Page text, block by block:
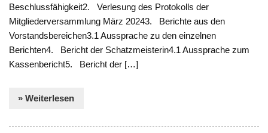
Beschlussfähigkeit2. Verlesung des Protokolls der
Mitgliederversammlung März 20243. Berichte aus den
Vorstandsbereichen3.1 Aussprache zu den einzelnen
Berichten4. Bericht der Schatzmeisterin4.1 Aussprache zum
Kassenbericht5. Bericht der […]
» Weiterlesen